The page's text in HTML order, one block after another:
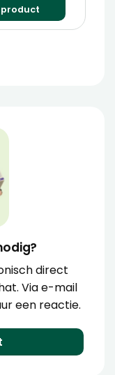
product
direct
Via e-mail
een reactie.